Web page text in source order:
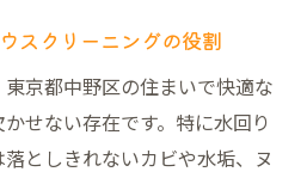
スクリーニングの役割
京都中野区の住まいで快適な
せない存在です。特に水回り
としきれないカビや水垢、ヌ